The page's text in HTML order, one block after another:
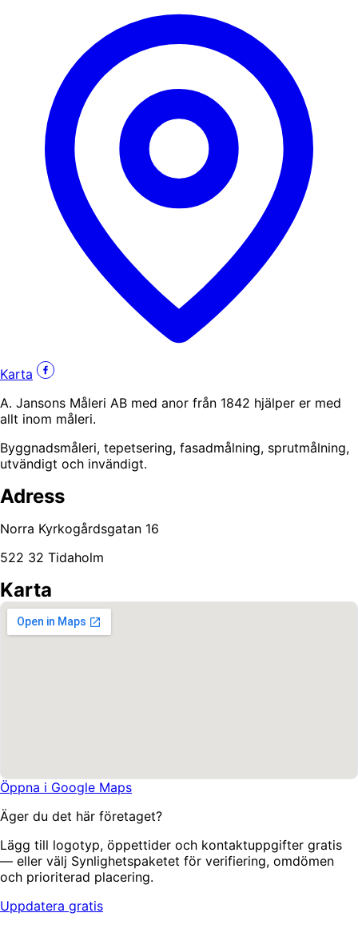
Karta
A. Jansons Måleri AB med anor från 1842 hjälper er med
allt inom måleri.
Byggnadsmåleri, tepetsering, fasadmålning, sprutmålning,
utvändigt och invändigt.
Adress
Norra Kyrkogårdsgatan 16
522 32 Tidaholm
Karta
Öppna i Google Maps
Äger du det här företaget?
Lägg till logotyp, öppettider och kontaktuppgifter gratis
— eller välj Synlighetspaketet för verifiering, omdömen
och prioriterad placering.
Uppdatera gratis